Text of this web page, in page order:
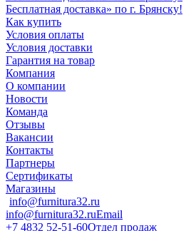
Бесплатная доставка» по г. Брянску!
Как купить
Условия оплаты
Условия доставки
Гарантия на товар
Компания
О компании
Новости
Команда
Отзывы
Вакансии
Контакты
Партнеры
Сертификаты
Магазины
info@furnitura32.ru
info@furnitura32.ruEmail
+7 4832 52-51-60Отдел продаж